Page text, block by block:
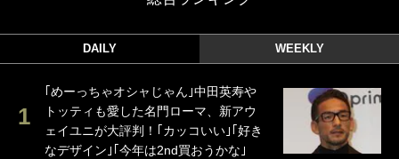
DAILY WEEKLY
｢めーっちゃオシャじゃん｣中田英寿や
トッティも愛した名門ローマ、新アウ
ェイユニが大評判！｢カッコいい｣｢好き
なデザイン｣｢今年は2nd買おうかな｣